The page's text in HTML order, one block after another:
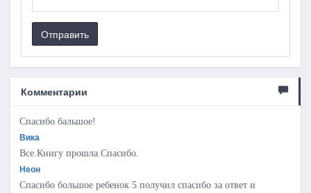
Отправить
Комментарии
Спасибо бальшое!
Вика
Все.Книгу прошла.Спасибо.
Неон
Спасибо большое ребенок 5 получил спасибо за ответ и